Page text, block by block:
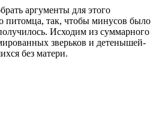
аргументы для этого
питомца, так, чтобы минусов было
Исходим из суммарного
зверьков и детенышей-
без матери.